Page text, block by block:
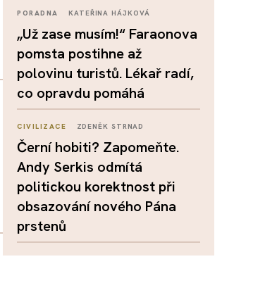
PORADNA KATEŘINA HÁJKOVÁ
„Už zase musím!“ Faraonova
pomsta postihne až
polovinu turistů. Lékař radí,
co opravdu pomáhá
CIVILIZACE ZDENĚK STRNAD
Černí hobiti? Zapomeňte.
Andy Serkis odmítá
politickou korektnost při
obsazování nového Pána
prstenů